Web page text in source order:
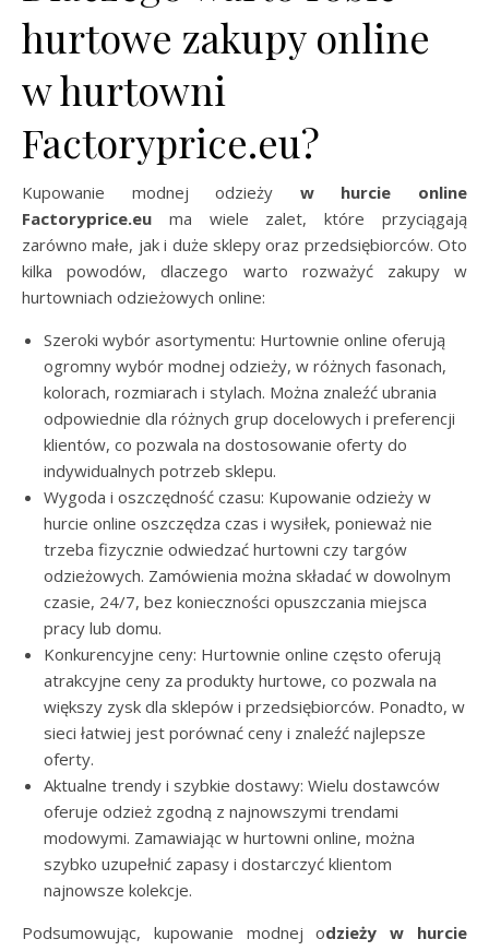
hurtowe zakupy online
w hurtowni
Factoryprice.eu?
Kupowanie modnej odzieży w hurcie online
Factoryprice.eu ma wiele zalet, które przyciągają
zarówno małe, jak i duże sklepy oraz przedsiębiorców. Oto
kilka powodów, dlaczego warto rozważyć zakupy w
hurtowniach odzieżowych online:
Szeroki wybór asortymentu: Hurtownie online oferują
ogromny wybór modnej odzieży, w różnych fasonach,
kolorach, rozmiarach i stylach. Można znaleźć ubrania
odpowiednie dla różnych grup docelowych i preferencji
klientów, co pozwala na dostosowanie oferty do
indywidualnych potrzeb sklepu.
Wygoda i oszczędność czasu: Kupowanie odzieży w
hurcie online oszczędza czas i wysiłek, ponieważ nie
trzeba fizycznie odwiedzać hurtowni czy targów
odzieżowych. Zamówienia można składać w dowolnym
czasie, 24/7, bez konieczności opuszczania miejsca
pracy lub domu.
Konkurencyjne ceny: Hurtownie online często oferują
atrakcyjne ceny za produkty hurtowe, co pozwala na
większy zysk dla sklepów i przedsiębiorców. Ponadto, w
sieci łatwiej jest porównać ceny i znaleźć najlepsze
oferty.
Aktualne trendy i szybkie dostawy: Wielu dostawców
oferuje odzież zgodną z najnowszymi trendami
modowymi. Zamawiając w hurtowni online, można
szybko uzupełnić zapasy i dostarczyć klientom
najnowsze kolekcje.
Podsumowując, kupowanie modnej odzieży w hurcie